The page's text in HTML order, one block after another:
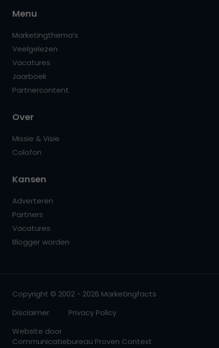
Menu
Marketingthema’s
Veelgelezen
Vacatures
Jaarboek
Partnercontent
Over
Missie & Visie
Colofon
Kansen
Adverteren
Partners
Vacatures
Blogger worden
Copyright © 2002 - 2026 Marketingfacts
Disclaimer
Privacy Policy
Website door
Communicatiebureau Proven Context